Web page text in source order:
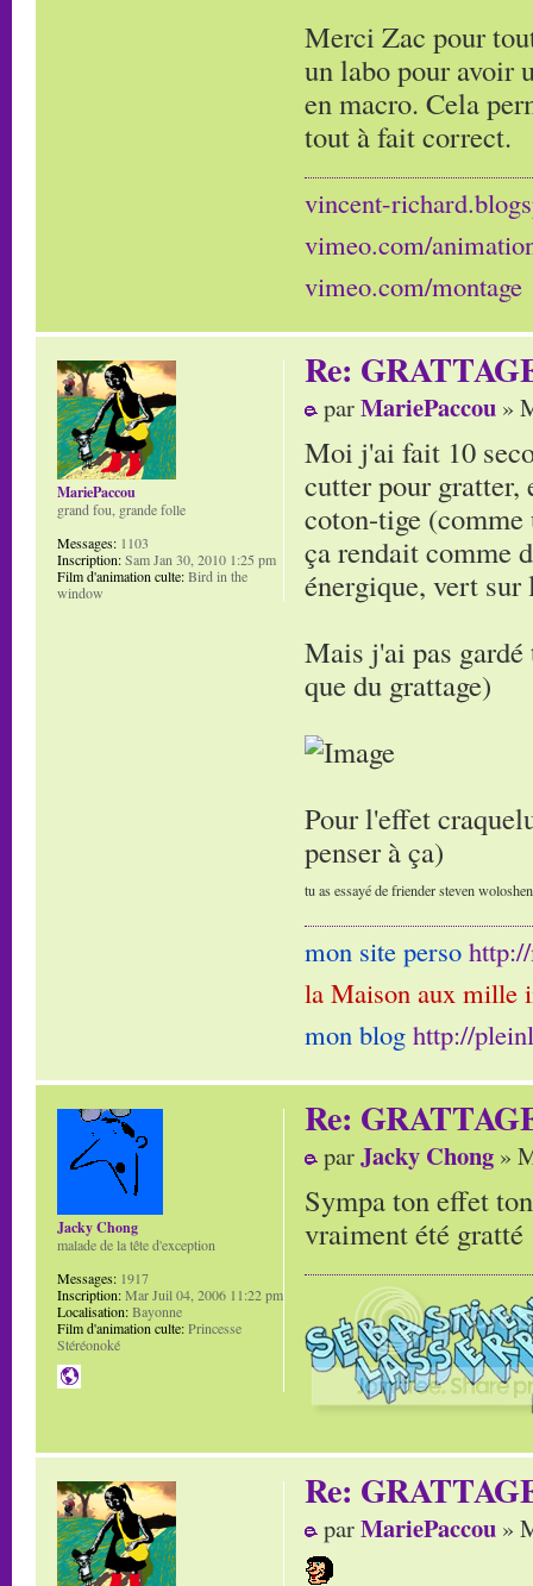
Merci Zac pour
un labo pour avoir
en macro. Cela
tout à fait correct.
vincent-
vimeo.com/
vimeo.com/montage
Re:
parMariePaccou »
Moi j'ai fait 10
cutter pour gratter,
coton-tige
ça rendait comme
énergique, vert sur
Mais j'ai pas
que du grattage)
Pour l'effet
penser à ça)
tu as essayé de friender steven
mon site perso
la Maison aux mille
mon blog http://
MariePaccou
grand fou, grande folle
Messages: 1103
Inscription:Sam Jan 30, 2010 1:25 pm
Film d'animation culte:Bird in the
window
Re:
parJacky Chong »
Sympa ton effet
vraiment été gratté
Jacky Chong
malade de la tête d'exception
Messages: 1917
Inscription:Mar Juil 04, 2006 11:22 pm
Localisation:Bayonne
Film d'animation culte:Princesse
Stéréonoké
Re:
parMariePaccou »